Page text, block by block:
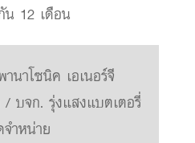
น 12 เดือน
นาโซนิค เอเนอร์จี
/ บจก. รุ่งแสงแบตเตอรี่
ำหน่าย